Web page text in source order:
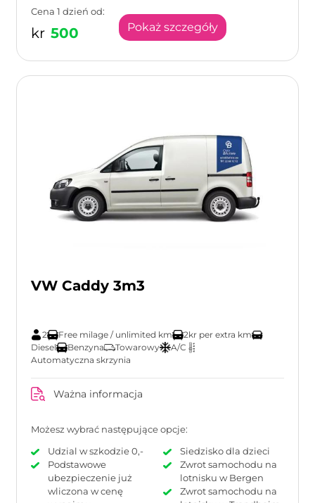
Cena 1 dzień od:
kr 500 Pokaż szczegóły
VW Caddy 3m3
2 Free milage / unlimited km
2kr per extra km
Diesel
Benzyna Towarowy
A/C
Automatyczna skrzynia
Ważna informacja
Możesz wybrać następujące opcje:
Udzial w szkodzie 0,-
Podstawowe
ubezpieczenie już
wliczona w cenę
Siedzisko dla dzieci
Zwrot samochodu na
lotnisku w Bergen
Zwrot samochodu na